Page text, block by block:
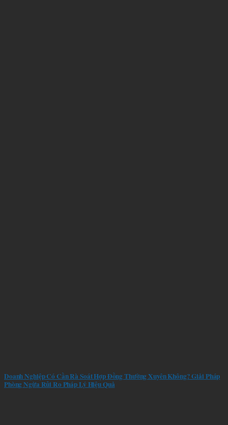
Doanh Nghiệp Có Cần Rà Soát Hợp Đồng Thường Xuyên Không? Giải Pháp
Phòng Ngừa Rủi Ro Pháp Lý Hiệu Quả